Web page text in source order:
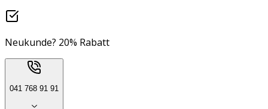
Neukunde? 20% Rabatt
041 768 91 91